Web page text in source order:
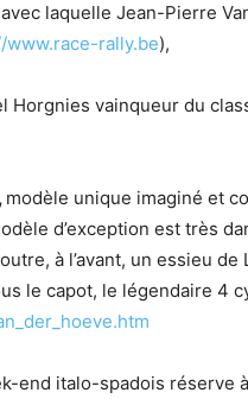
avec laquelle Jean-Pierre
www.race-rally.be),
Horgnies vainqueur du
modèle unique imaginé et
d’exception est très
à l’avant, un essieu de
le capot, le légendaire 4
end italo-spadois réserve